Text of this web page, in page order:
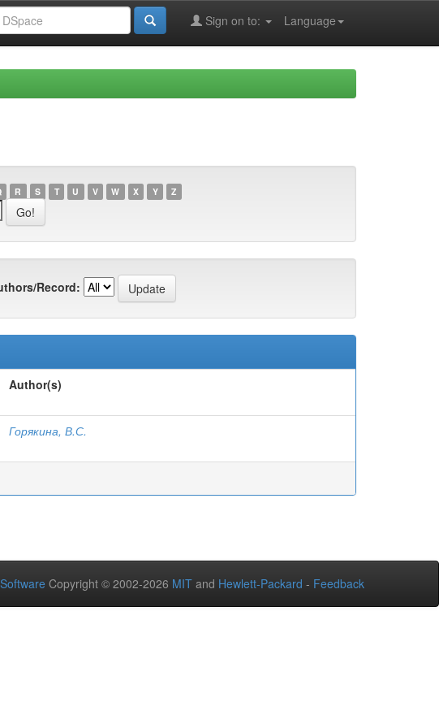
Language
Sign on to:
R S T U V W X Y Z
Record:
Author(s)
Горякина, В.С.
Copyright © 2002-2026 MIT and Hewlett-Packard - Feedback